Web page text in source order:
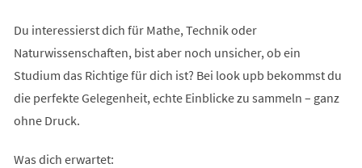
Du interessierst dich für Mathe, Technik oder
Naturwissenschaften, bist aber noch unsicher, ob ein
Studium das Richtige für dich ist? Bei look upb bekommst du
die perfekte Gelegenheit, echte Einblicke zu sammeln – ganz
ohne Druck.
Was dich erwartet: